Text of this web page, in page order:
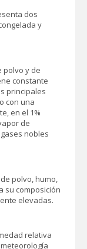
dos
y
polvo y de
constante
principales
con una
en el 1%
de
nobles
polvo, humo,
su composición
elevadas.
relativa